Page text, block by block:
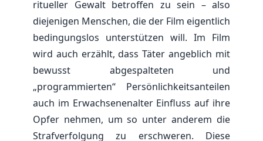
ritueller Gewalt betroffen zu sein – also
diejenigen Menschen, die der Film eigentlich
bedingungslos unterstützen will. Im Film
wird auch erzählt, dass Täter angeblich mit
bewusst abgespalteten und
„programmierten“ Persönlichkeitsanteilen
auch im Erwachsenenalter Einfluss auf ihre
Opfer nehmen, um so unter anderem die
Strafverfolgung zu erschweren. Diese